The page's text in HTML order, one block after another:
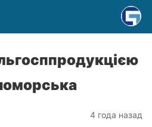
4 года назад